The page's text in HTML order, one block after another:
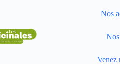
Nos
Venez